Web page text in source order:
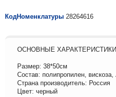
КодНоменклатуры 28264616
ОСНОВНЫЕ ХАРАКТЕРИСТИКИ
Размер: 38*50см
Состав: полипропилен, вискоза,
Страна производитель: Россия
Цвет: черный